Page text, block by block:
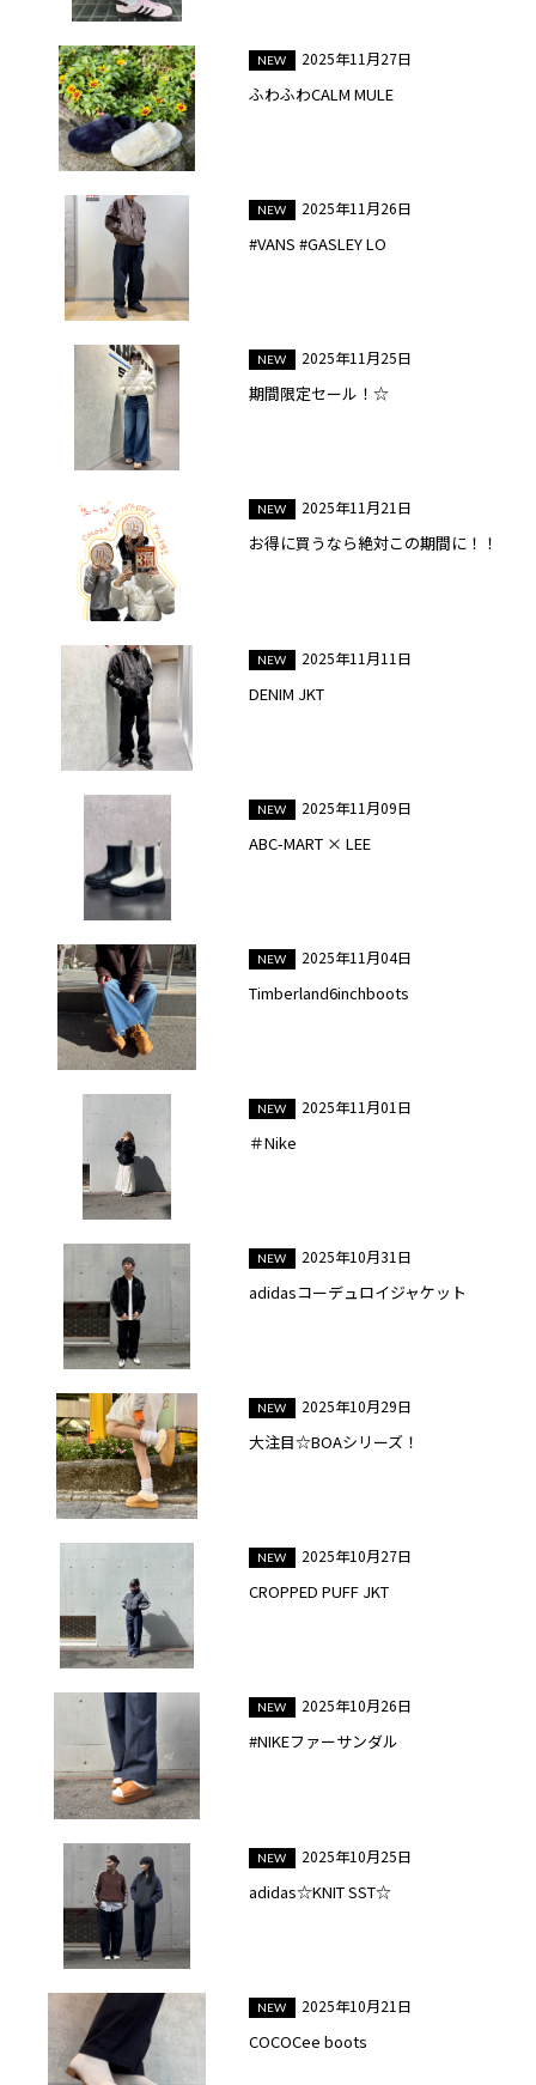
2025年11月27日
ふわふわCALM MULE
2025年11月26日
#VANS #GASLEY LO
2025年11月25日
期間限定セール！☆
2025年11月21日
お得に買うなら絶対この期間に！！
2025年11月11日
DENIM JKT
2025年11月09日
ABC-MART × LEE
2025年11月04日
Timberland6inchboots
2025年11月01日
＃Nike
2025年10月31日
adidasコーデュロイジャケット
2025年10月29日
大注目☆BOAシリーズ！
2025年10月27日
CROPPED PUFF JKT
2025年10月26日
#NIKEファーサンダル
2025年10月25日
adidas☆KNIT SST☆
2025年10月21日
COCOCee boots